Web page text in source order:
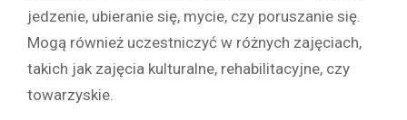
jedzenie, ubieranie się, mycie, czy poruszanie się.
Mogą również uczestniczyć w różnych zajęciach,
takich jak zajęcia kulturalne, rehabilitacyjne, czy
towarzyskie.